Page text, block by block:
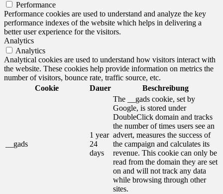
Performance
Performance cookies are used to understand and analyze the key
performance indexes of the website which helps in delivering a
better user experience for the visitors.
Analytics
Analytics
Analytical cookies are used to understand how visitors interact with
the website. These cookies help provide information on metrics the
number of visitors, bounce rate, traffic source, etc.
Cookie
Dauer Beschreibung
__gads
1 year
24
days
The __gads cookie, set by
Google, is stored under
DoubleClick domain and tracks
the number of times users see an
advert, measures the success of
the campaign and calculates its
revenue. This cookie can only be
read from the domain they are set
on and will not track any data
while browsing through other
sites.